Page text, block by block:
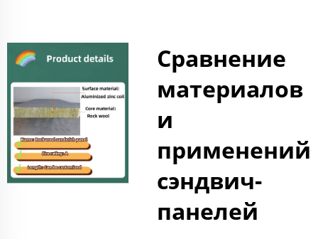
Сравнение
материалов
и
применений
сэндвич-
панелей